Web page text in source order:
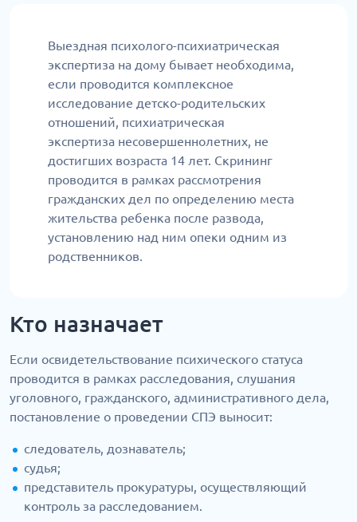
Выездная психолого-психиатрическая
экспертиза на дому бывает необходима,
если проводится комплексное
исследование детско-родительских
отношений, психиатрическая
экспертиза несовершеннолетних, не
достигших возраста 14 лет. Скрининг
проводится в рамках рассмотрения
гражданских дел по определению места
жительства ребенка после развода,
установлению над ним опеки одним из
родственников.
Кто назначает
Если освидетельствование психического статуса
проводится в рамках расследования, слушания
уголовного, гражданского, административного дела,
постановление о проведении СПЭ выносит:
следователь, дознаватель;
судья;
представитель прокуратуры, осуществляющий
контроль за расследованием.